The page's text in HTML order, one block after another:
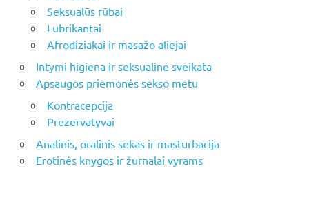
Seksualūs rūbai
Lubrikantai
Afrodiziakai ir masažo aliejai
Intymi higiena ir seksualinė sveikata
Apsaugos priemonės sekso metu
Kontracepcija
Prezervatyvai
Analinis, oralinis sekas ir masturbacija
Erotinės knygos ir žurnalai vyrams